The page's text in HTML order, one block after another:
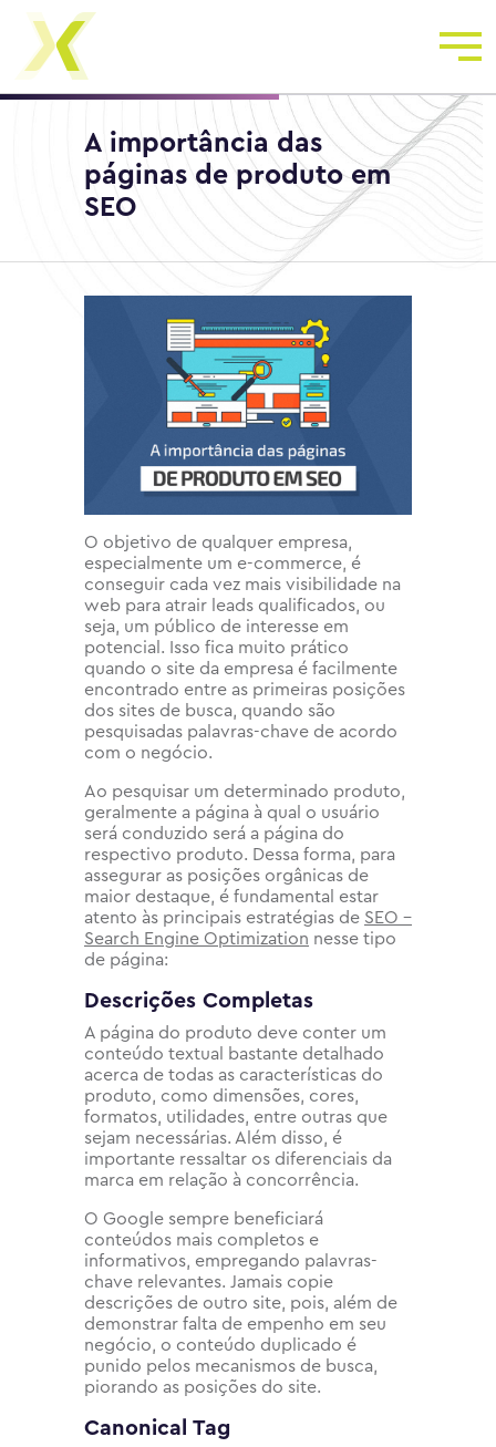
A importância das
páginas de produto em
SEO
O objetivo de qualquer empresa,
especialmente um e-commerce, é
conseguir cada vez mais visibilidade na
web para atrair leads qualificados, ou
seja, um público de interesse em
potencial. Isso fica muito prático
quando o site da empresa é facilmente
encontrado entre as primeiras posições
dos sites de busca, quando são
pesquisadas palavras-chave de acordo
com o negócio.
Ao pesquisar um determinado produto,
geralmente a página à qual o usuário
será conduzido será a página do
respectivo produto. Dessa forma, para
assegurar as posições orgânicas de
maior destaque, é fundamental estar
atento às principais estratégias de SEO –
Search Engine Optimization nesse tipo
de página:
Descrições Completas
A página do produto deve conter um
conteúdo textual bastante detalhado
acerca de todas as características do
produto, como dimensões, cores,
formatos, utilidades, entre outras que
sejam necessárias. Além disso, é
importante ressaltar os diferenciais da
marca em relação à concorrência.
O Google sempre beneficiará
conteúdos mais completos e
informativos, empregando palavras-
chave relevantes. Jamais copie
descrições de outro site, pois, além de
demonstrar falta de empenho em seu
negócio, o conteúdo duplicado é
punido pelos mecanismos de busca,
piorando as posições do site.
Canonical Tag